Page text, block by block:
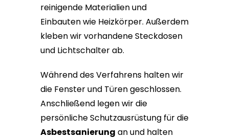
reinigende Materialien und
Einbauten wie Heizkörper. Außerdem
kleben wir vorhandene Steckdosen
und Lichtschalter ab.
Während des Verfahrens halten wir
die Fenster und Türen geschlossen.
Anschließend legen wir die
persönliche Schutzausrüstung für die
Asbestsanierung an und halten